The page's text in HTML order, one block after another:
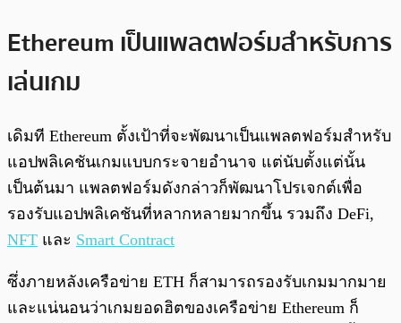
Ethereum เป็นแพลตฟอร์มสำหรับการ
เล่นเกม
เดิมที Ethereum ตั้งเป้าที่จะพัฒนาเป็นแพลตฟอร์มสำหรับ
แอปพลิเคชันเกมแบบกระจายอำนาจ แต่นับตั้งแต่นั้น
เป็นต้นมา แพลตฟอร์มดังกล่าวก็พัฒนาโปรเจกต์เพื่อ
รองรับแอปพลิเคชันที่หลากหลายมากขึ้น รวมถึง DeFi,
NFT และ Smart Contract
ซึ่งภายหลังเครือข่าย ETH ก็สามารถรองรับเกมมากมาย
และแน่นอนว่าเกมยอดฮิตของเครือข่าย Ethereum ก็